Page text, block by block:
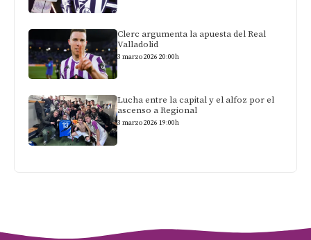
Clerc argumenta la apuesta del Real
Valladolid
3 marzo 2026 20:00h
Lucha entre la capital y el alfoz por el
ascenso a Regional
3 marzo 2026 19:00h